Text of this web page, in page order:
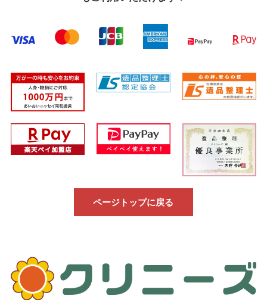
ページトップに戻る